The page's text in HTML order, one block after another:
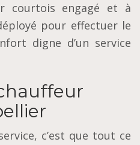
courtois engagé et à
pour effectuer le
digne d’un service
c’est que tout ce